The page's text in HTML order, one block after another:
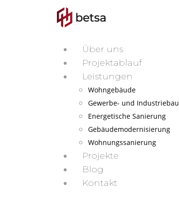
Über uns
Projektablauf
Leistungen
Wohngebäude
Gewerbe- und Industriebau
Energetische Sanierung
Gebäudemodernisierung
Wohnungssanierung
Projekte
Blog
Kontakt